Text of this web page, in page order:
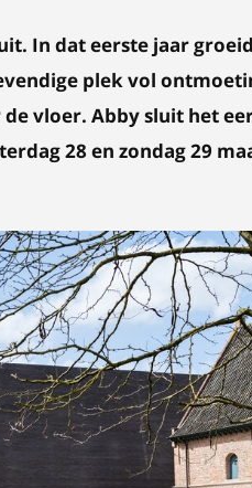
In dat eerste jaar
plek vol
vloer. Abby sluit het
28 en zondag 29